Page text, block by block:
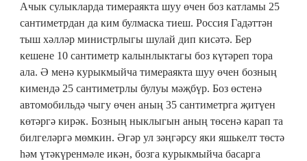
Ачык сулыкларда тимераякта шуу өчен боз катламы 25
сантиметрдан да ким булмаска тиеш. Россия Гадәттән
тыш хәлләр министрлыгы шулай дип кисәтә. Бер
кешене 10 сантиметр калынлыктагы боз күтәреп тора
ала. Ә менә курыкмыйча тимераякта шуу өчен бозның
кимендә 25 сантиметрлы булуы мәҗбүр. Боз өстенә
автомобильдә чыгу өчен аның 35 сантиметрга җитүен
көтәргә кирәк. Бозның ныклыгын аның төсенә карап та
билгеләргә мөмкин. Әгәр ул зәңгәрсу яки яшькелт төстә
һәм үтәкүренмәле икән, бозга курыкмыйча басарга